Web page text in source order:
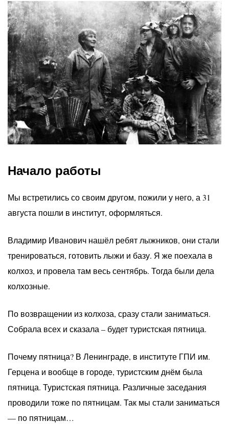
Начало работы
Мы встретились со своим другом, пожили у него, а 31
августа пошли в институт, оформляться.
Владимир Иванович нашёл ребят лыжников, они стали
тренироваться, готовить лыжи и базу. Я же поехала в
колхоз, и провела там весь сентябрь. Тогда были дела
колхозные.
По возвращении из колхоза, сразу стали заниматься.
Собрала всех и сказала – будет туристская пятница.
Почему пятница? В Ленинграде, в институте ГПИ им.
Герцена и вообще в городе, туристским днём была
пятница. Туристская пятница. Различные заседания
проводили тоже по пятницам. Так мы стали заниматься
— по пятницам…